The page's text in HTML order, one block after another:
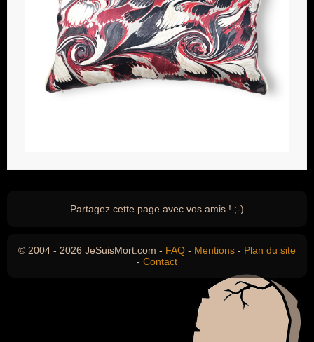
Partagez cette page avec vos amis ! ;-)
© 2004 - 2026 JeSuisMort.com - FAQ - Mentions - Plan du site
- Contact